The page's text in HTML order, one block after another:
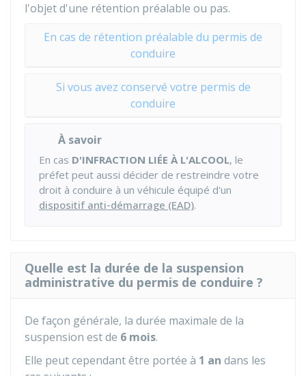
l'objet d'une rétention préalable ou pas.
En cas de rétention préalable du permis de
conduire
Si vous avez conservé votre permis de
conduire
À savoir
En cas D'INFRACTION LIÉE À L'ALCOOL, le
préfet peut aussi décider de restreindre votre
droit à conduire à un véhicule équipé d'un
dispositif anti-démarrage (EAD).
Quelle est la durée de la suspension
administrative du permis de conduire ?
De façon générale, la durée maximale de la
suspension est de 6 mois.
Elle peut cependant être portée à 1 an dans les